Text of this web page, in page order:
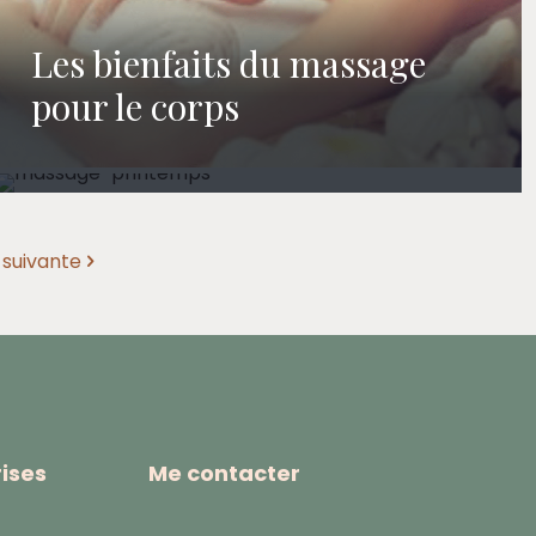
Les bienfaits du massage
pour le corps
5 bienfaits de la réflexologie
plantaire
Pourquoi se faire masser au
printemps ?
Me contacter